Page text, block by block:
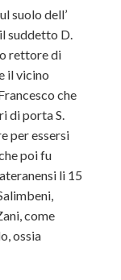
suolo dell’
suddetto D.
rettore di
il vicino
che
di porta S.
per essersi
poi fu
li 15
come
ossia